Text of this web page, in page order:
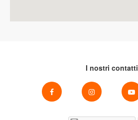
I nostri contatti